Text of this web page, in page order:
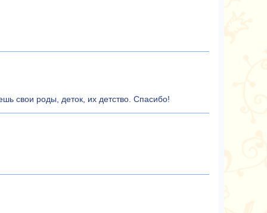
свои роды, деток, их детство. Спасибо!